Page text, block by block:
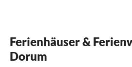
Ferienhäuser &
Dorum